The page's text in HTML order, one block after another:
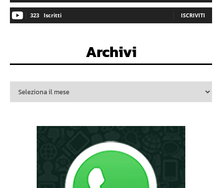
323 Iscritti ISCRIVITI
Archivi